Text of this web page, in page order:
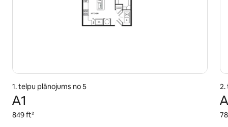
1. telpu plānojums no 5
A1
849 ft²
2.